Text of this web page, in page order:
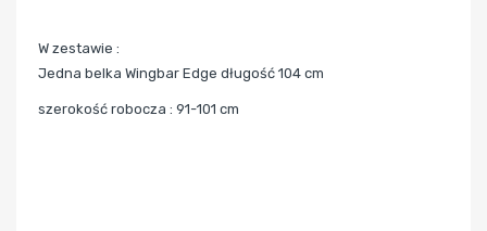
W zestawie :
Jedna belka Wingbar Edge długość 104 cm
szerokość robocza : 91-101 cm